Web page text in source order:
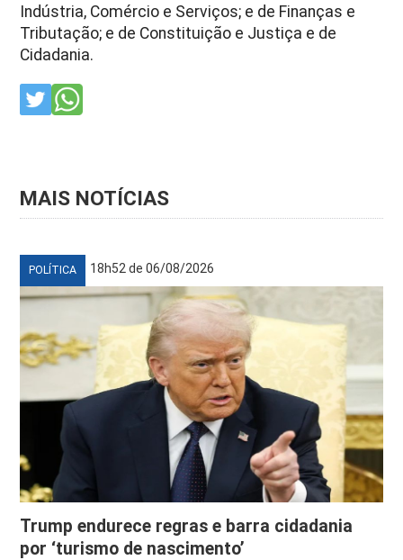
Indústria, Comércio e Serviços; e de Finanças e
Tributação; e de Constituição e Justiça e de
Cidadania.
MAIS NOTÍCIAS
POLÍTICA 18h52 de 06/08/2026
Trump endurece regras e barra cidadania
por ‘turismo de nascimento’